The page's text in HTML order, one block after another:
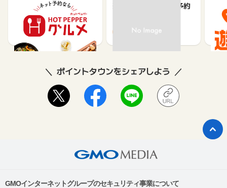
【ホットペッパーグル
メ】レストラン予約
85
楽天ぐるなびネット予約
80
ポイントタウンをシェアしよう
GMOインターネットグループのセキュリティ事業について